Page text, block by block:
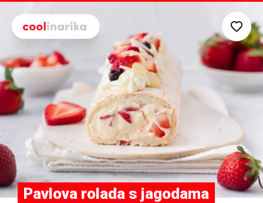
Pavlova rolada s jagodama